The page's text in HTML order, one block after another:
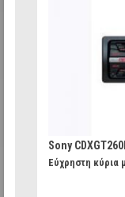
Sony
Εύχρηστη κύρια